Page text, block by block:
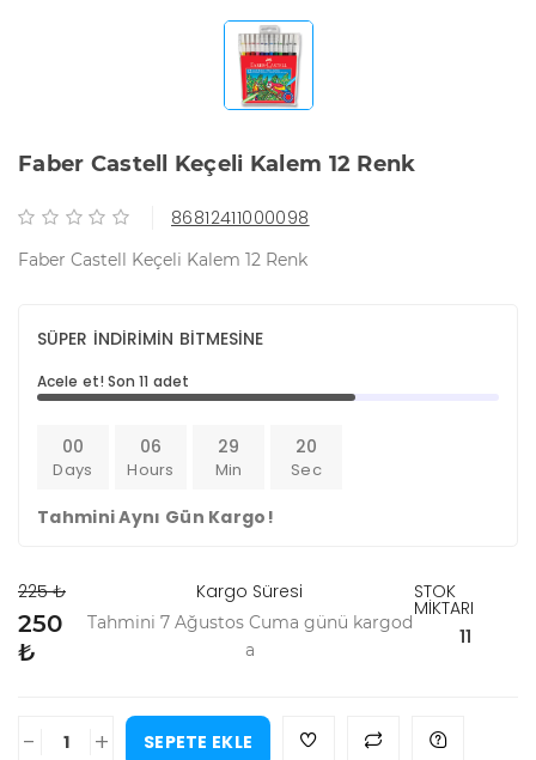
Faber Castell Keçeli Kalem 12 Renk
86812411000098
Faber Castell Keçeli Kalem 12 Renk
SÜPER İNDİRİMİN BİTMESİNE
Acele et! Son 11 adet
00
Days
06
Hours
29
Min
20
Sec
Tahmini Aynı Gün Kargo!
225 ₺
250
₺
Kargo Süresi
Tahmini 7 Ağustos Cuma günü kargod
a
STOK
MİKTARI
11
- +
SEPETE EKLE